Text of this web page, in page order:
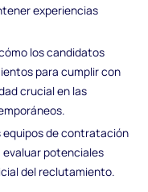
experiencias
los candidatos
para cumplir con
crucial en las
equipos de contratación
potenciales
del reclutamiento.